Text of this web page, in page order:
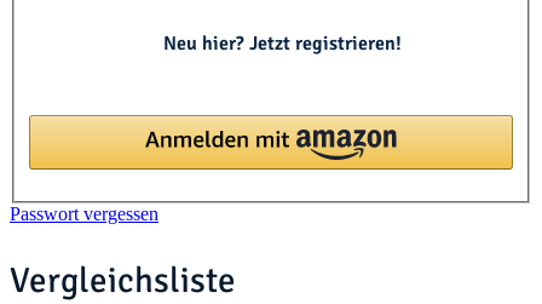
Neu hier? Jetzt registrieren!
Passwort vergessen
Vergleichsliste